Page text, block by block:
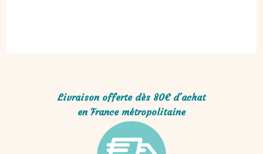
Livraison offerte dès 80€ d'achat
en France métropolitaine